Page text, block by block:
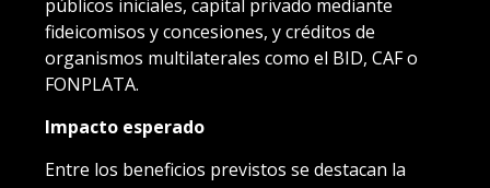
públicos iniciales, capital privado mediante
fideicomisos y concesiones, y créditos de
organismos multilaterales como el BID, CAF o
FONPLATA.
Impacto esperado
Entre los beneficios previstos se destacan la